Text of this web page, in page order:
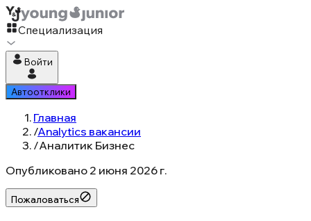
Специализация
Войти
Автоотклики
Главная
/Analytics вакансии
/Аналитик Бизнес
Опубликовано 2 июня 2026 г.
Пожаловаться